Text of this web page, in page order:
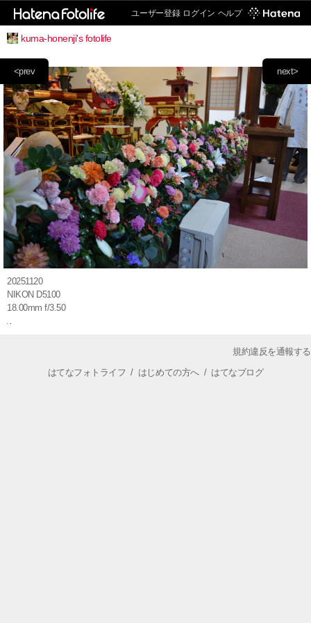
ユーザー登録 ログイン ヘルプ
kuma-honenji's fotolife
next>
<prev
20251120
NIKON D5100
18.00mm f/3.50
規約違反を通報する
はてなフォトライフ / はじめての方へ/ はてなブログ